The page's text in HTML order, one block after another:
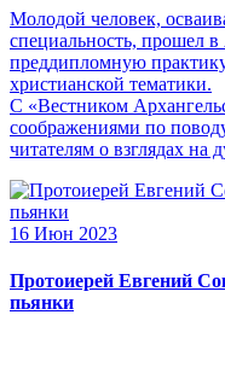
Молодой человек,
специальность, прошел
преддипломную
христианской тематики.
С «Вестником
соображениями по
читателям о взглядах на
16 Июн 2023
Протоиерей Евгений
пьянки